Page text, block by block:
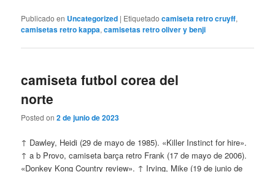
Publicado en Uncategorized | Etiquetado camiseta retro cruyff,
camisetas retro kappa,camisetas retro oliver y benji
camiseta futbol corea del
norte
Posted on2 de junio de 2023
↑ Dawley, Heidi (29 de mayo de 1985). «Killer Instinct for hire».
↑ a b Provo, camiseta barça retro Frank (17 de mayo de 2006).
«Donkey Kong Country review». ↑ Irving, Mike (19 de junio de